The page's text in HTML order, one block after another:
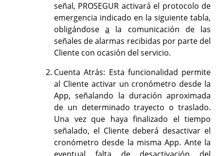
señal, PROSEGUR activará el protocolo de
emergencia indicado en la siguiente tabla,
obligándosea la comunicación de las
señales de alarmas recibidas por parte del
Cliente con ocasión del servicio.
Cuenta Atrás: Esta funcionalidad permite
al Cliente activar un cronómetro desde la
App, señalando la duración aproximada
de un determinado trayecto o traslado.
Una vez que haya finalizado el tiempo
señalado, el Cliente deberá desactivar el
cronómetro desde la misma App. Ante la